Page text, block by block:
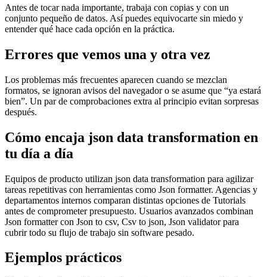
Antes de tocar nada importante, trabaja con copias y con un
conjunto pequeño de datos. Así puedes equivocarte sin miedo y
entender qué hace cada opción en la práctica.
Errores que vemos una y otra vez
Los problemas más frecuentes aparecen cuando se mezclan
formatos, se ignoran avisos del navegador o se asume que “ya estará
bien”. Un par de comprobaciones extra al principio evitan sorpresas
después.
Cómo encaja json data transformation en
tu día a día
Equipos de producto utilizan json data transformation para agilizar
tareas repetitivas con herramientas como Json formatter. Agencias y
departamentos internos comparan distintas opciones de Tutorials
antes de comprometer presupuesto. Usuarios avanzados combinan
Json formatter con Json to csv, Csv to json, Json validator para
cubrir todo su flujo de trabajo sin software pesado.
Ejemplos prácticos